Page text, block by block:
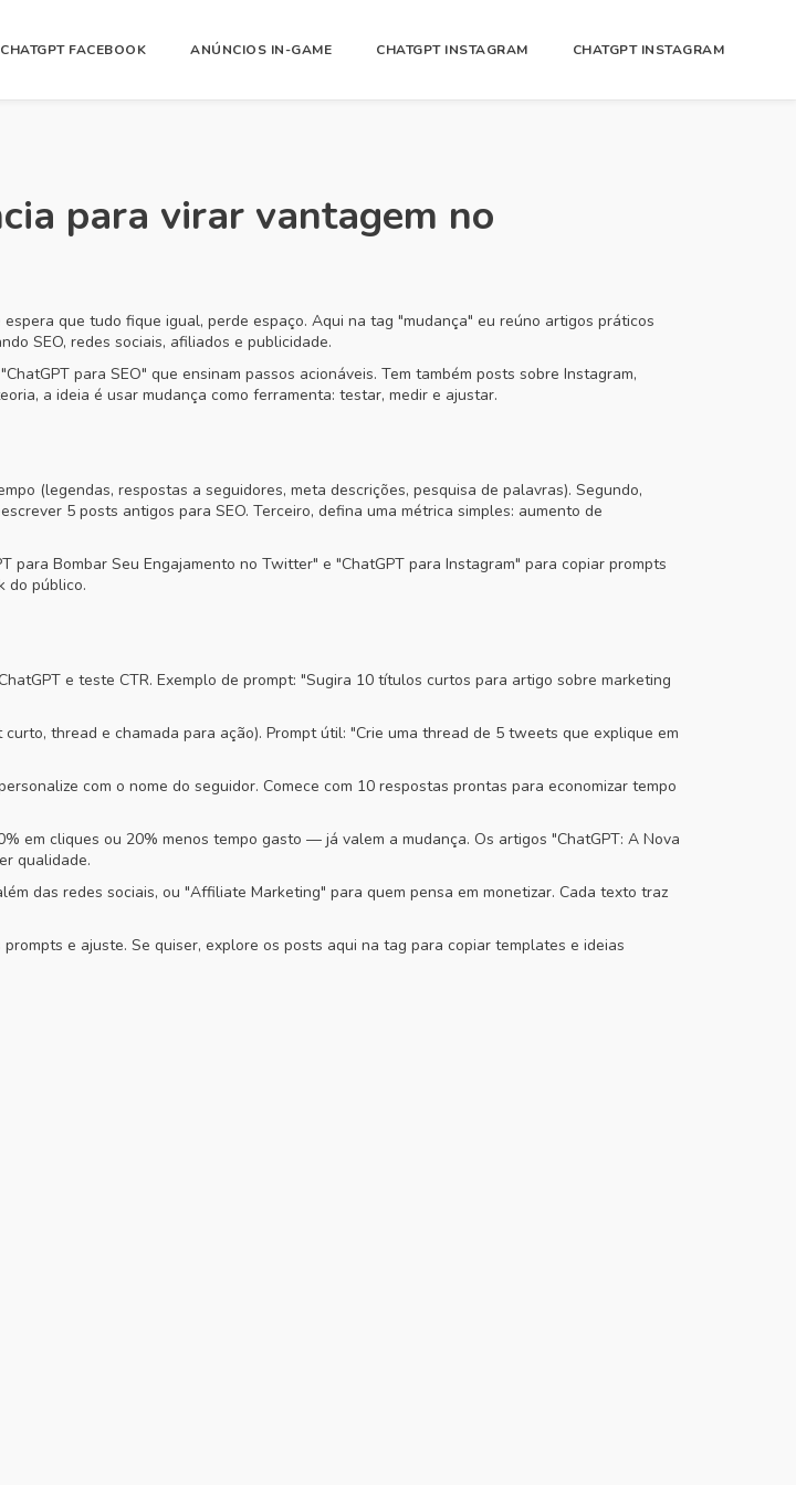
CHATGPT FACEBOOK ANÚNCIOS IN-GAME CHATGPT INSTAGRAM CHATGPT INSTAGRAM
para virar vantagem no
que tudo fique igual, perde espaço. Aqui na tag "mudança" eu reúno artigos práticos
SEO, redes sociais, afiliados e publicidade.
para SEO" que ensinam passos acionáveis. Tem também posts sobre Instagram,
a ideia é usar mudança como ferramenta: testar, medir e ajustar.
(legendas, respostas a seguidores, meta descrições, pesquisa de palavras). Segundo,
5 posts antigos para SEO. Terceiro, defina uma métrica simples: aumento de
Bombar Seu Engajamento no Twitter" e "ChatGPT para Instagram" para copiar prompts
do público.
e teste CTR. Exemplo de prompt: "Sugira 10 títulos curtos para artigo sobre marketing
thread e chamada para ação). Prompt útil: "Crie uma thread de 5 tweets que explique em
com o nome do seguidor. Comece com 10 respostas prontas para economizar tempo
em cliques ou 20% menos tempo gasto — já valem a mudança. Os artigos "ChatGPT: A Nova
qualidade.
das redes sociais, ou "Affiliate Marketing" para quem pensa em monetizar. Cada texto traz
e ajuste. Se quiser, explore os posts aqui na tag para copiar templates e ideias